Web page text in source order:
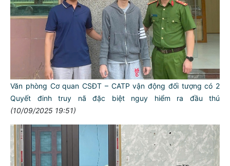
Văn phòng Cơ quan CSĐT – CATP vận động đối tượng có 2
Quyết đinh truy nã đặc biệt nguy hiểm ra đầu thú
(10/09/2025 19:51)